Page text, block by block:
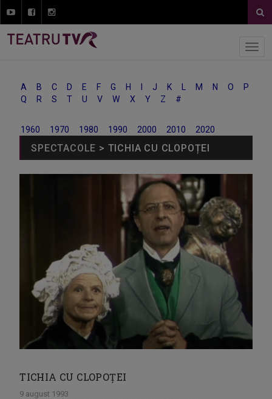
A B C D E F G H J K M N O
P
Q
R S T U V W X Y Z #
1960 1970 1980 1990 2000 2010 2020
SPECTACOLE > TICHIA CU CLOPOȚEI
TICHIA CU CLOPOȚEI
9 august 1993